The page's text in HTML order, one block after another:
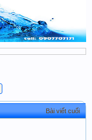
Bài viết cuối